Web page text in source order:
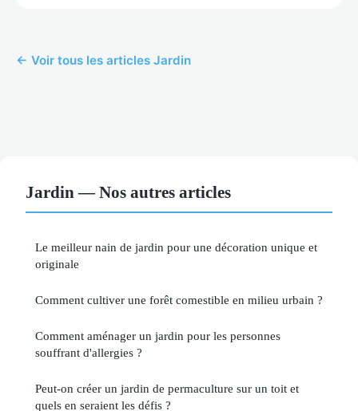
← Voir tous les articles Jardin
Jardin — Nos autres articles
Le meilleur nain de jardin pour une décoration unique et
originale
Comment cultiver une forêt comestible en milieu urbain ?
Comment aménager un jardin pour les personnes
souffrant d'allergies ?
Peut-on créer un jardin de permaculture sur un toit et
quels en seraient les défis ?